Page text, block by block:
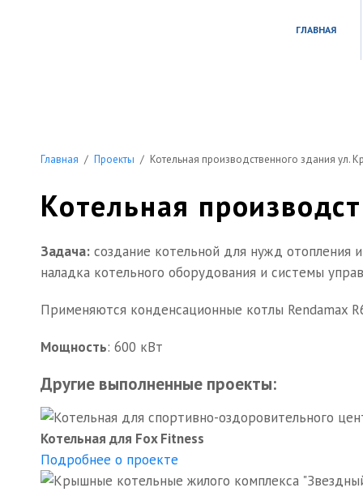
ГЛАВНАЯ
Главная / Проекты / Котельная производственного здания ул.
Котельная
Задача: создание котельной для нужд отопления
наладка котельного оборудования и системы
Применяются конденсационные котлы Rendamax
Мощность: 600 кВт
Другие выполненные проекты:
Котельная для Fox Fitness
Подробнее о проекте